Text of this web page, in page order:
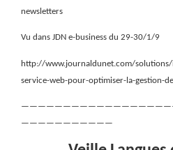
newsletters
Vu dans JDN e-business du 29-30/1/9
http://www.journaldunet.com/
service-web-pour-optimiser-la-gestion-
———————————